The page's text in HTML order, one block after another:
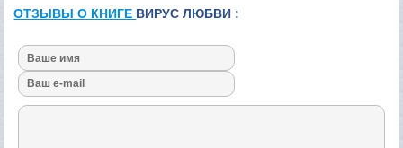
ОТЗЫВЫ О КНИГЕ ВИРУС ЛЮБВИ :